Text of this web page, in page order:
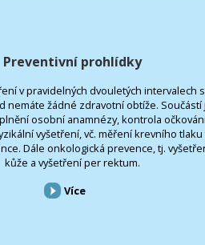
Preventivní prohlídky
v pravidelných dvouletých intervalech
nemáte žádné zdravotní obtíže. Součástí
osobní anamnézy, kontrola
vyšetření, vč. měření krevního tlaku
Dále onkologická prevence, tj.
kůže a vyšetření per rektum.
Více